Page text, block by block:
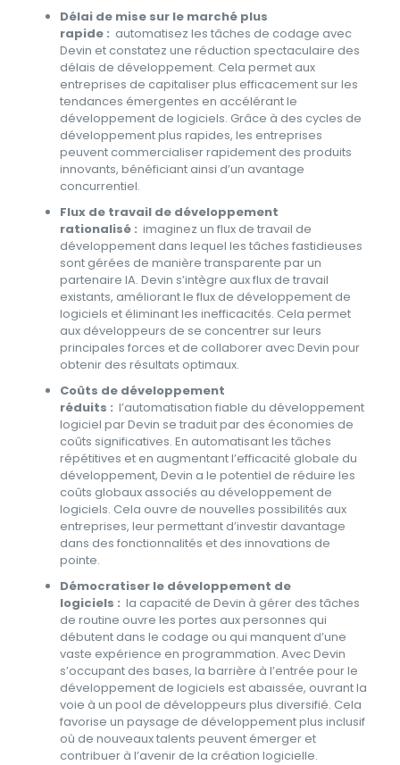
Délai de mise sur le marché plus
rapide : automatisez les tâches de codage avec
Devin et constatez une réduction spectaculaire des
délais de développement. Cela permet aux
entreprises de capitaliser plus efficacement sur les
tendances émergentes en accélérant le
développement de logiciels. Grâce à des cycles de
développement plus rapides, les entreprises
peuvent commercialiser rapidement des produits
innovants, bénéficiant ainsi d’un avantage
concurrentiel.
Flux de travail de développement
rationalisé : imaginez un flux de travail de
développement dans lequel les tâches fastidieuses
sont gérées de manière transparente par un
partenaire IA. Devin s’intègre aux flux de travail
existants, améliorant le flux de développement de
logiciels et éliminant les inefficacités. Cela permet
aux développeurs de se concentrer sur leurs
principales forces et de collaborer avec Devin pour
obtenir des résultats optimaux.
Coûts de développement
réduits : l’automatisation fiable du développement
logiciel par Devin se traduit par des économies de
coûts significatives. En automatisant les tâches
répétitives et en augmentant l’efficacité globale du
développement, Devin a le potentiel de réduire les
coûts globaux associés au développement de
logiciels. Cela ouvre de nouvelles possibilités aux
entreprises, leur permettant d’investir davantage
dans des fonctionnalités et des innovations de
pointe.
Démocratiser le développement de
logiciels : la capacité de Devin à gérer des tâches
de routine ouvre les portes aux personnes qui
débutent dans le codage ou qui manquent d’une
vaste expérience en programmation. Avec Devin
s’occupant des bases, la barrière à l’entrée pour le
développement de logiciels est abaissée, ouvrant la
voie à un pool de développeurs plus diversifié. Cela
favorise un paysage de développement plus inclusif
où de nouveaux talents peuvent émerger et
contribuer à l’avenir de la création logicielle.